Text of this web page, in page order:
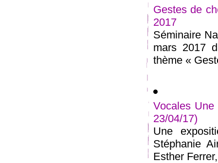
Gestes de
2017
Séminaire
mars 2017
thème «
Vocales
23/04/17)
Une
Stéphanie
Esther